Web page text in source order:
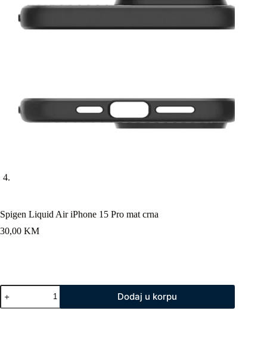
Spigen Liquid Air iPhone 15 Pro mat crna
30,00 KM
Spigen
Liquid
Air
Dodaj u korpu